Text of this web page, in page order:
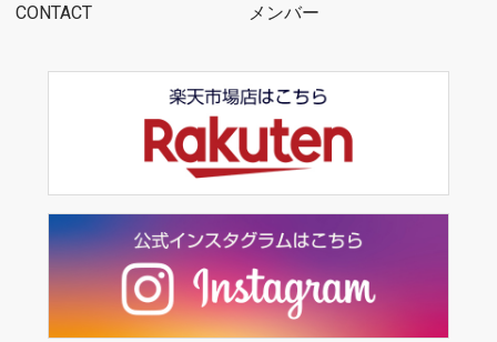
CONTACT メンバー